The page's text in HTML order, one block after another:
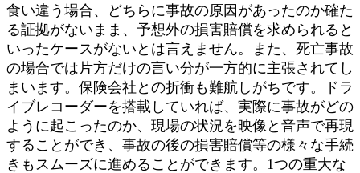
食い違う場合、どちらに事故の原因があったのか確た
る証拠がないまま、予想外の損害賠償を求められると
いったケースがないとは言えません。また、死亡事故
の場合では片方だけの言い分が一方的に主張されてし
まいます。保険会社との折衝も難航しがちです。ドラ
イブレコーダーを搭載していれば、実際に事故がどの
ように起こったのか、現場の状況を映像と音声で再現
することができ、事故の後の損害賠償等の様々な手続
きもスムーズに進めることができます。1つの重大な